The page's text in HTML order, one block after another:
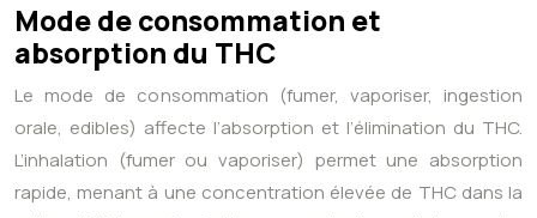
Mode de consommation et
absorption du THC
Le mode de consommation (fumer, vaporiser, ingestion
orale, edibles) affecte l’absorption et l’élimination du THC.
L’inhalation (fumer ou vaporiser) permet une absorption
rapide, menant à une concentration élevée de THC dans la